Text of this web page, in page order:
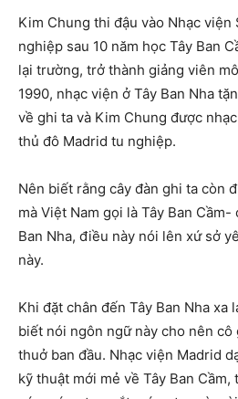
Kim Chung thi đậu vào Nhạc viện
nghiệp sau 10 năm học Tây Ban
lại trường, trở thành giảng viên
1990, nhạc viện ở Tây Ban Nha
về ghi ta và Kim Chung được
thủ đô Madrid tu nghiệp.
Nên biết rằng cây đàn ghi ta còn
mà Việt Nam gọi là Tây Ban Cầm-
Ban Nha, điều này nói lên xứ sở
này.
Khi đặt chân đến Tây Ban Nha xa
biết nói ngôn ngữ này cho nên cô
thuở ban đầu. Nhạc viện Madrid
kỹ thuật mới mẻ về Tây Ban